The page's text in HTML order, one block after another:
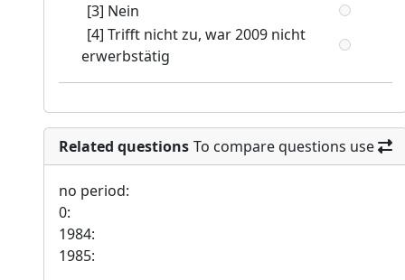
[3] Nein
[4] Trifft nicht zu, war 2009 nicht
erwerbstätig
Related questions To compare questions use
no period:
0:
1984:
1985: